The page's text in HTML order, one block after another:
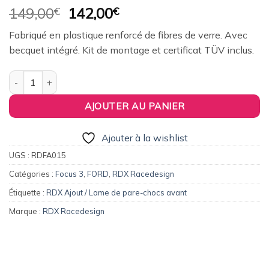
149,00€
Le
prix
initial
était :
142,00€Le
prix
actuel
est :
Fabriqué en plastique renforcé de fibres de verre. Avec
becquet intégré. Kit de montage et certificat TÜV inclus.
quantité de Ajout / Lame de pare-chocs avant RDX pour FORD
AJOUTER AU PANIER
Ajouter à la wishlist
UGS : RDFA015
Catégories : Focus 3 FORD RDX Racedesign
Étiquette : RDX Ajout / Lame de pare-chocs avant
Marque : RDX Racedesign